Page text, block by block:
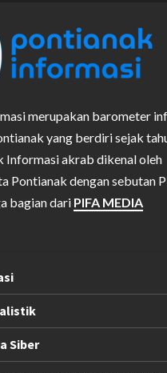
merupakan barometer
yang berdiri sejak
Informasi akrab dikenal oleh
Pontianak dengan sebutan
bagian dari PIFA MEDIA
Siber